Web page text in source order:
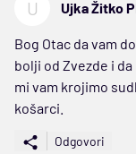
U Ujka Žitko
Bog Otac da vam
bolji od Zvezde i
mi vam krojimo
košarci.
Odgovori